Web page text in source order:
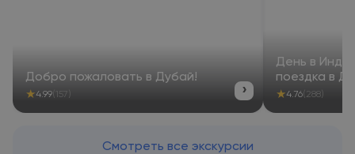
Добро пожаловать в Дубай!
★4.99 (157) ›
День в
поездка в
★4.76 (288)
Смотреть все экскурсии